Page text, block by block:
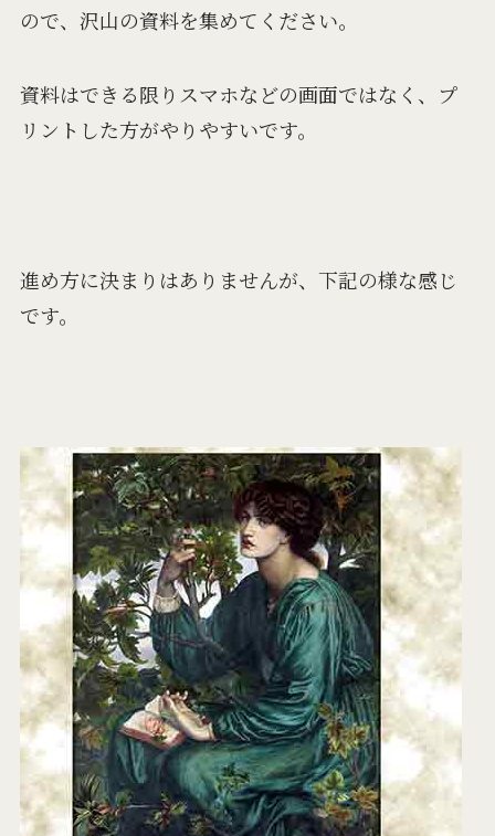
ので、沢山の資料を集めてください。
資料はできる限りスマホなどの画面ではなく、プ
リントした方がやりやすいです。
進め方に決まりはありませんが、下記の様な感じ
です。